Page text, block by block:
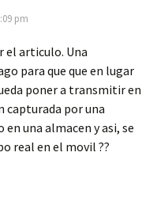
pm
el articulo. Una
para que que en lugar
poner a transmitir en
capturada por una
una almacen y asi, se
real en el movil ??